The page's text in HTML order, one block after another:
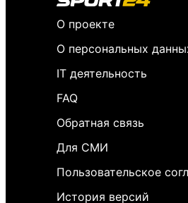
О проекте
О персональных
IT деятельность
FAQ
Обратная связь
Для СМИ
Пользовательское
История версий